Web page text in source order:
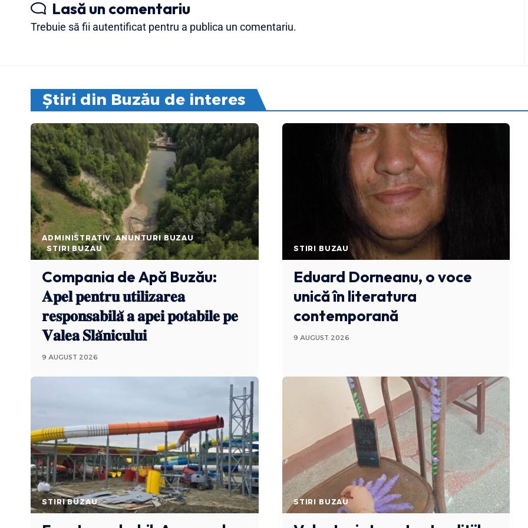
Lasă un comentariu
Trebuie să fii autentificat pentru a publica un comentariu.
Știri din Buzău de interes
ADMINISTRATIV ANUNTURI BUZAU
STIRI BUZAU
Compania de Apă Buzău:
𝐀𝐩𝐞𝐥 𝐩𝐞𝐧𝐭𝐫𝐮 𝐮𝐭𝐢𝐥𝐢𝐳𝐚𝐫𝐞𝐚
𝐫𝐞𝐬𝐩𝐨𝐧𝐬𝐚𝐛𝐢𝐥𝐚̆ 𝐚 𝐚𝐩𝐞𝐢 𝐩𝐨𝐭𝐚𝐛𝐢𝐥𝐞 𝐩𝐞
𝐕𝐚𝐥𝐞𝐚 𝐒𝐥𝐚̆𝐧𝐢𝐜𝐮𝐥𝐮𝐢
9 AUGUST 2026
STIRI BUZAU
Eduard Dorneanu, o voce
unică în literatura
contemporană
9 AUGUST 2026
STIRI BUZAU STIRI BUZAU